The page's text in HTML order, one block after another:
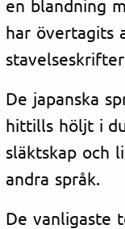
en blandning
har övertagits
De japanska
hittills höljt i
släktskap och
andra språk.
De vanligaste